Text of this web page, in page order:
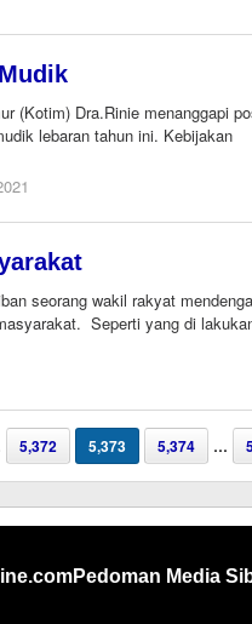
(Kotim) Dra.Rinie menanggapi
lebaran tahun ini. Kebijakan
seorang wakil rakyat
Seperti yang di
5,372 5,373 5,374 …
Pedoman Media